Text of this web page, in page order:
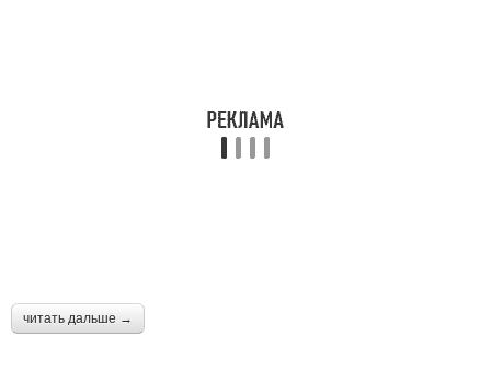
читать дальше →